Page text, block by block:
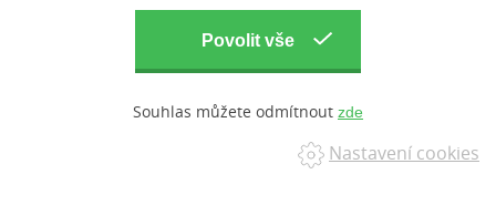
8:00 - 16:00
7:30 - 15:30
7:30 - 15:30
Souhlas můžete odmítnout
Nastavení cookies